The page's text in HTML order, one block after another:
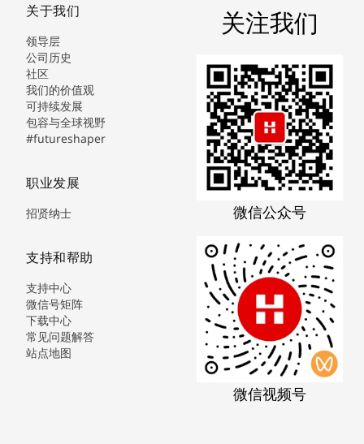
关于我们
领导层
公司历史
社区
我们的价值观
可持续发展
包容与全球视野
#futureshaper
职业发展
招贤纳士
支持和帮助
支持中心
微信号矩阵
下载中心
常见问题解答
站点地图
关注我们
微信公众号
微信视频号